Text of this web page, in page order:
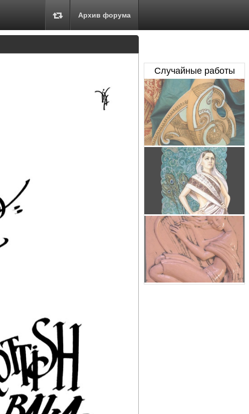
Архив форума
Случайные работы